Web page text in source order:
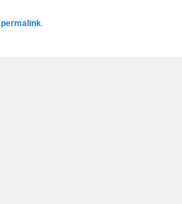
permalink